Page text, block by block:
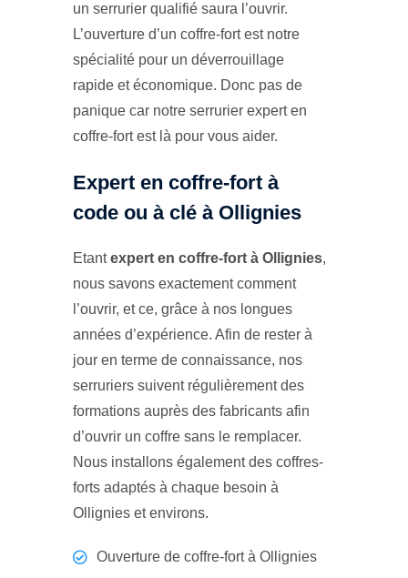
un serrurier qualifié saura l’ouvrir.
L’ouverture d’un coffre-fort est notre
spécialité pour un déverrouillage
rapide et économique. Donc pas de
panique car notre serrurier expert en
coffre-fort est là pour vous aider.
Expert en coffre-fort à
code ou à clé à Ollignies
Etantexpert en coffre-fort à Ollignies,
nous savons exactement comment
l’ouvrir, et ce, grâce à nos longues
années d’expérience. Afin de rester à
jour en terme de connaissance, nos
serruriers suivent régulièrement des
formations auprès des fabricants afin
d’ouvrir un coffre sans le remplacer.
Nous installons également des coffres-
forts adaptés à chaque besoin à
Ollignies et environs.
Ouverture de coffre-fort à Ollignies